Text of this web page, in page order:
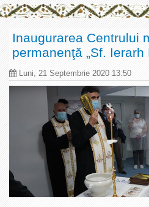
Inaugurarea Centrului
permanenţă „Sf. Ierarh
Luni, 21 Septembrie 2020 13:50